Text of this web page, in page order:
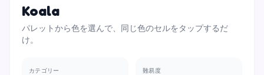
Koala
パレットから色を選んで、同じ色のセルをタップするだ
け。
カテゴリー 難易度